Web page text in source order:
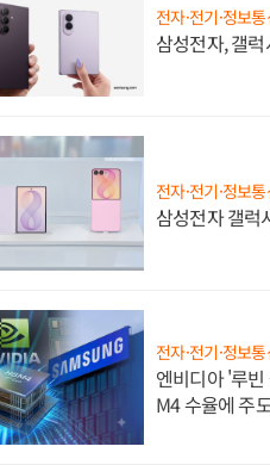
전자·전기·정보통
삼성전자, 갤
전자·전기·정보통
삼성전자 갤럭
전자·전기·정보통
엔비디아 '루
M4 수율에 주